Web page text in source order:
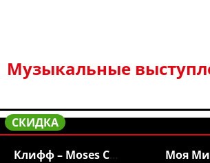
Музыкальные
СКИДКА
Клифф – Moses C
Моя